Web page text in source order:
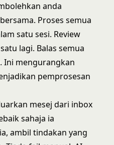
anda
Proses semua
satu sesi. Review
lagi. Balas semua
Ini mengurangkan
pemprosesan
mesej dari inbox
sahaja ia
ambil tindakan yang